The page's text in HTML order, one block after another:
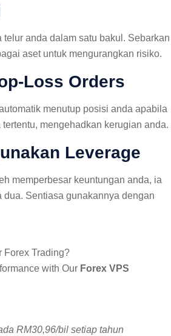
anda dalam satu bakul. Sebarkan
aset untuk mengurangkan risiko.
Loss Orders
menutup posisi anda apabila
mengehadkan kerugian anda.
Leverage
memperbesar keuntungan anda, ia
dua. Sentiasa gunakannya dengan
Forex Trading?
with Our Forex VPS
RM30,96/bil setiap tahun